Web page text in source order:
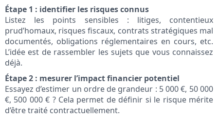
Étape 1 : identifier les risques connus
Listez les points sensibles : litiges, contentieux
prud’homaux, risques fiscaux, contrats stratégiques mal
documentés, obligations réglementaires en cours, etc.
L’idée est de rassembler les sujets que vous connaissez
déjà.
Étape 2 : mesurer l’impact financier potentiel
Essayez d’estimer un ordre de grandeur : 5 000 €, 50 000
€, 500 000 € ? Cela permet de définir si le risque mérite
d’être traité contractuellement.